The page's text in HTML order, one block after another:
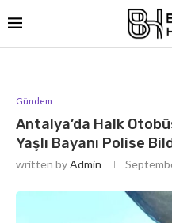
Gündem
Antalya’da Halk
Yaşlı Bayanı Polise
written byAdmin